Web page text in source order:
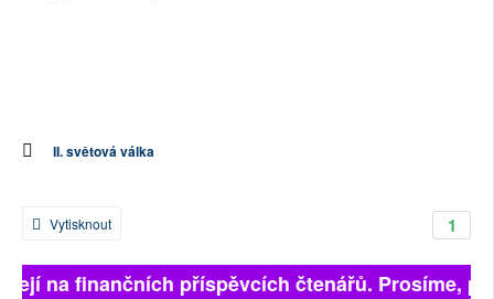
II. světová válka
1
Vytisknout
na finančních příspěvcích čtenářů. Prosíme,